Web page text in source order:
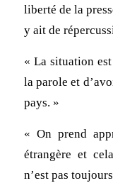
liberté de la
y ait de
« La situation
la parole et
pays. »
« On prend
étrangère et
n’est pas